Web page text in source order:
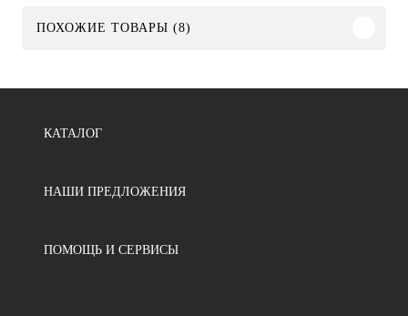
ПОХОЖИЕ ТОВАРЫ (8)
КАТАЛОГ
НАШИ ПРЕДЛОЖЕНИЯ
ПОМОЩЬ И СЕРВИСЫ